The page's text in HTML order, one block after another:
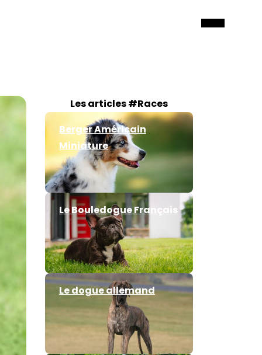
Les articles #Races
Berger Américain
Miniature
Le Bouledogue Français
Le dogue allemand